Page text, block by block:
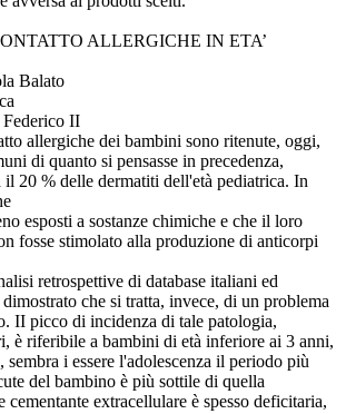
ALLERGICHE IN ETA’
Balato
II
allergiche dei bambini sono ritenute, oggi,
di quanto si pensasse in precedenza,
il 20 % delle dermatiti dell'età pediatrica. In
esposti a sostanze chimiche e che il loro
fosse stimolato alla produzione di anticorpi
retrospettive di database italiani ed
che si tratta, invece, di un problema
II picco di incidenza di tale patologia,
è riferibile a bambini di età inferiore ai 3 anni,
sembra i essere l'adolescenza il periodo più
del bambino è più sottile di quella
extracellulare è spesso deficitaria,